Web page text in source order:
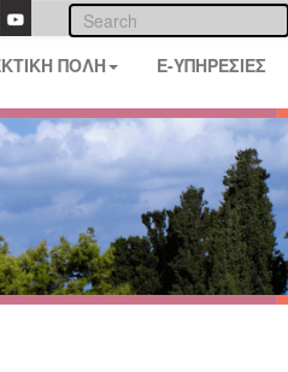
ΠΟΛΗ E-ΥΠΗΡΕΣΙΕΣ